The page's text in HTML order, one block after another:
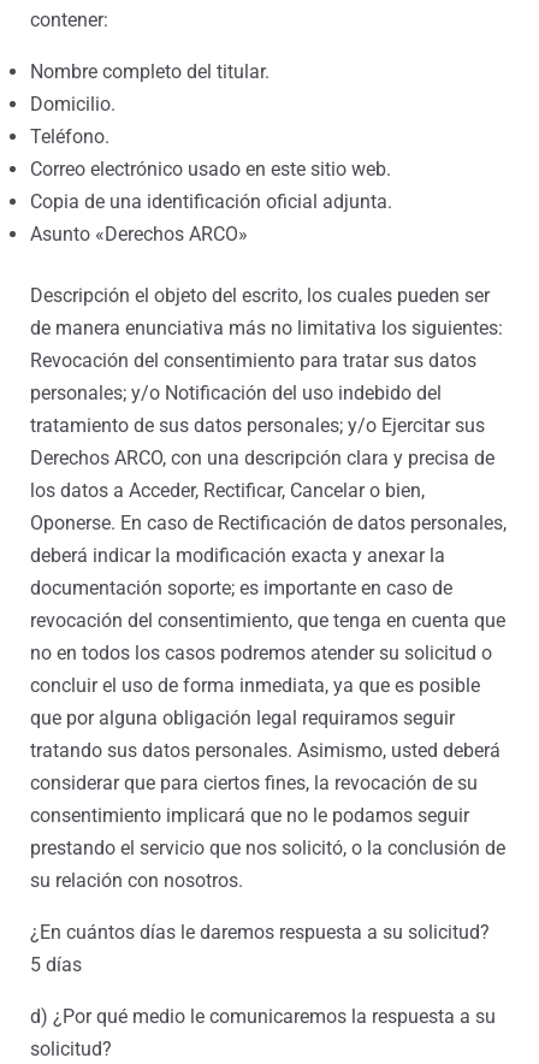
contener:
Nombre completo del titular.
Domicilio.
Teléfono.
Correo electrónico usado en este sitio web.
Copia de una identificación oficial adjunta.
Asunto «Derechos ARCO»
Descripción el objeto del escrito, los cuales pueden ser
de manera enunciativa más no limitativa los siguientes:
Revocación del consentimiento para tratar sus datos
personales; y/o Notificación del uso indebido del
tratamiento de sus datos personales; y/o Ejercitar sus
Derechos ARCO, con una descripción clara y precisa de
los datos a Acceder, Rectificar, Cancelar o bien,
Oponerse. En caso de Rectificación de datos personales,
deberá indicar la modificación exacta y anexar la
documentación soporte; es importante en caso de
revocación del consentimiento, que tenga en cuenta que
no en todos los casos podremos atender su solicitud o
concluir el uso de forma inmediata, ya que es posible
que por alguna obligación legal requiramos seguir
tratando sus datos personales. Asimismo, usted deberá
considerar que para ciertos fines, la revocación de su
consentimiento implicará que no le podamos seguir
prestando el servicio que nos solicitó, o la conclusión de
su relación con nosotros.
¿En cuántos días le daremos respuesta a su solicitud?
5 días
d) ¿Por qué medio le comunicaremos la respuesta a su
solicitud?